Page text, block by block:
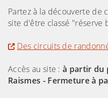
Partez à la découverte de
site d'être classé "réserve
Des circuits de
Accès au site : à partir du
Raismes - Fermeture à